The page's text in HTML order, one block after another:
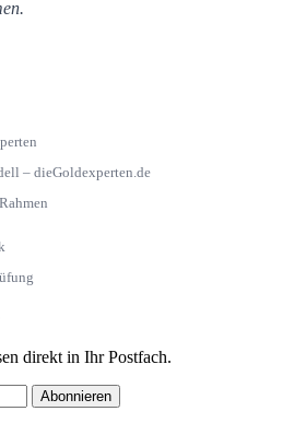
– dieGoldexperten.de
direkt in Ihr Postfach.
Abonnieren